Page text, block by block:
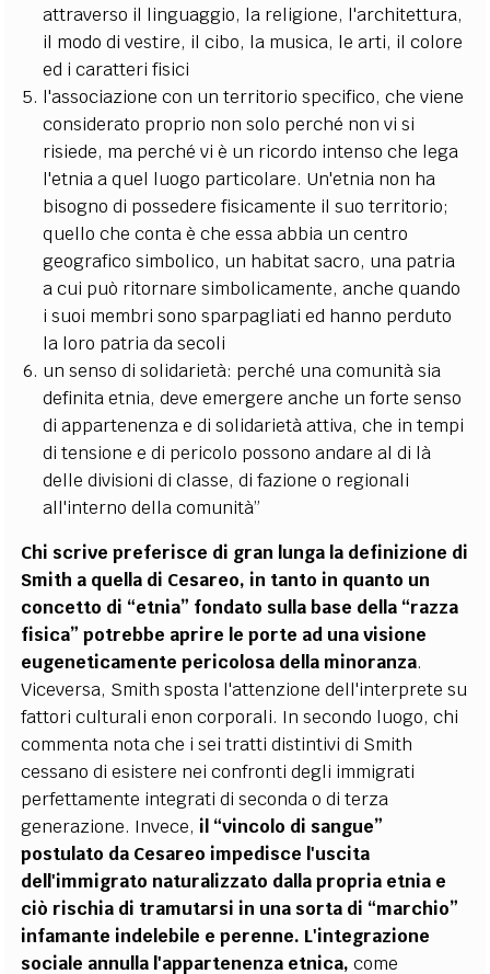
attraverso il linguaggio, la religione, l'architettura,
il modo di vestire, il cibo, la musica, le arti, il colore
ed i caratteri fisici
l'associazione con un territorio specifico, che viene
considerato proprio non solo perché non vi si
risiede, ma perché vi è un ricordo intenso che lega
l'etnia a quel luogo particolare. Un'etnia non ha
bisogno di possedere fisicamente il suo territorio;
quello che conta è che essa abbia un centro
geografico simbolico, un habitat sacro, una patria
a cui può ritornare simbolicamente, anche quando
i suoi membri sono sparpagliati ed hanno perduto
la loro patria da secoli
un senso di solidarietà: perché una comunità sia
definita etnia, deve emergere anche un forte senso
di appartenenza e di solidarietà attiva, che in tempi
di tensione e di pericolo possono andare al di là
delle divisioni di classe, di fazione o regionali
all'interno della comunità”
Chi scrive preferisce di gran lunga la definizione di
Smith a quella di Cesareo, in tanto in quanto un
concetto di “etnia” fondato sulla base della “razza
fisica” potrebbe aprire le porte ad una visione
eugeneticamente pericolosa della minoranza.
Viceversa, Smith sposta l'attenzione dell'interprete su
fattori culturali enon corporali. In secondo luogo, chi
commenta nota che i sei tratti distintivi di Smith
cessano di esistere nei confronti degli immigrati
perfettamente integrati di seconda o di terza
generazione. Invece, il “vincolo di sangue”
postulato da Cesareo impedisce l'uscita
dell'immigrato naturalizzato dalla propria etnia e
ciò rischia di tramutarsi in una sorta di “marchio”
infamante indelebile e perenne. L'integrazione
sociale annulla l'appartenenza etnica, come